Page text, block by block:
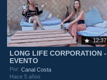
12:37
LONG LIFE CORPORATION -
EVENTO
Por:Canal Costa
Hace 5 años